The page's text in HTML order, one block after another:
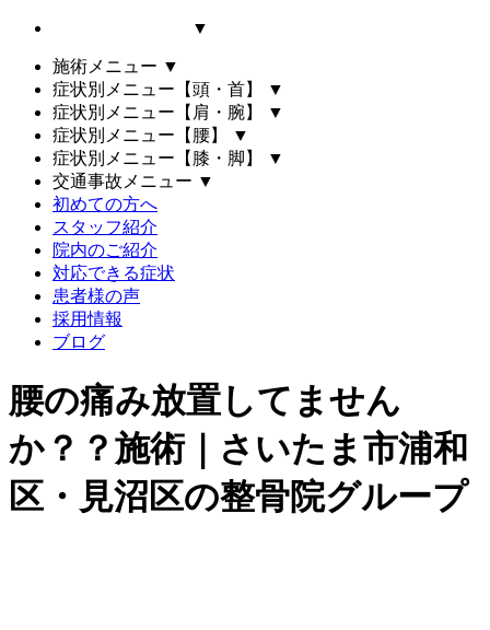
▼
施術メニュー ▼
症状別メニュー【頭・首】
▼
症状別メニュー【肩・腕】
▼
症状別メニュー【腰】
▼
症状別メニュー【膝・脚】
▼
交通事故メニュー ▼
初めての方へ
スタッフ紹介
院内のご紹介
対応できる症状
患者様の声
採用情報
ブログ
腰の痛み放置してません
か？？施術｜さいたま市浦和
区・見沼区の整骨院グループ